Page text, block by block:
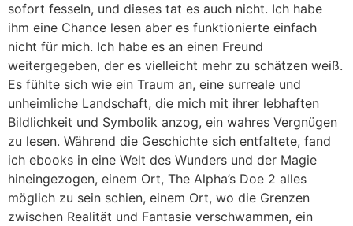
sofort fesseln, und dieses tat es auch nicht. Ich habe
ihm eine Chance lesen aber es funktionierte einfach
nicht für mich. Ich habe es an einen Freund
weitergegeben, der es vielleicht mehr zu schätzen weiß.
Es fühlte sich wie ein Traum an, eine surreale und
unheimliche Landschaft, die mich mit ihrer lebhaften
Bildlichkeit und Symbolik anzog, ein wahres Vergnügen
zu lesen. Während die Geschichte sich entfaltete, fand
ich ebooks in eine Welt des Wunders und der Magie
hineingezogen, einem Ort, The Alpha’s Doe 2 alles
möglich zu sein schien, einem Ort, wo die Grenzen
zwischen Realität und Fantasie verschwammen, ein